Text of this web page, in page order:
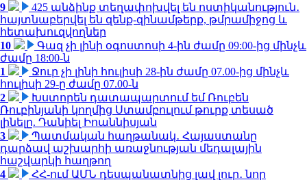
9
425 անձինք տեղափոխվել են ոստիկանություն․
հայտնաբերվել են զենք-զինամթերք, թմրամիջոց և
հետախուզվողներ
10
Գազ չի լինի օգոստոսի 4-ին ժամը 09:00-ից մինչև
ժամը 18:00-ն
1
Ջուր չի լինի հուլիսի 28-ին ժամը 07.00-ից մինչև
հուլիսի 29-ը ժամը 07.00-ն
2
Խստորեն դատապարտում եմ Ռուբեն
Ռուբինյանի կողմից Ստամբուլում թուրք տեսած
լինելը. Դանիել Իոաննիսյան
3
Պատմական հաղթանակ․ Հայաստանը
դարձավ աշխարհի առաջնության մեդալային
հաշվարկի հաղթող
4
ՀՀ-ում ԱՄՆ դեսպանատնից լավ լուր․ նոր